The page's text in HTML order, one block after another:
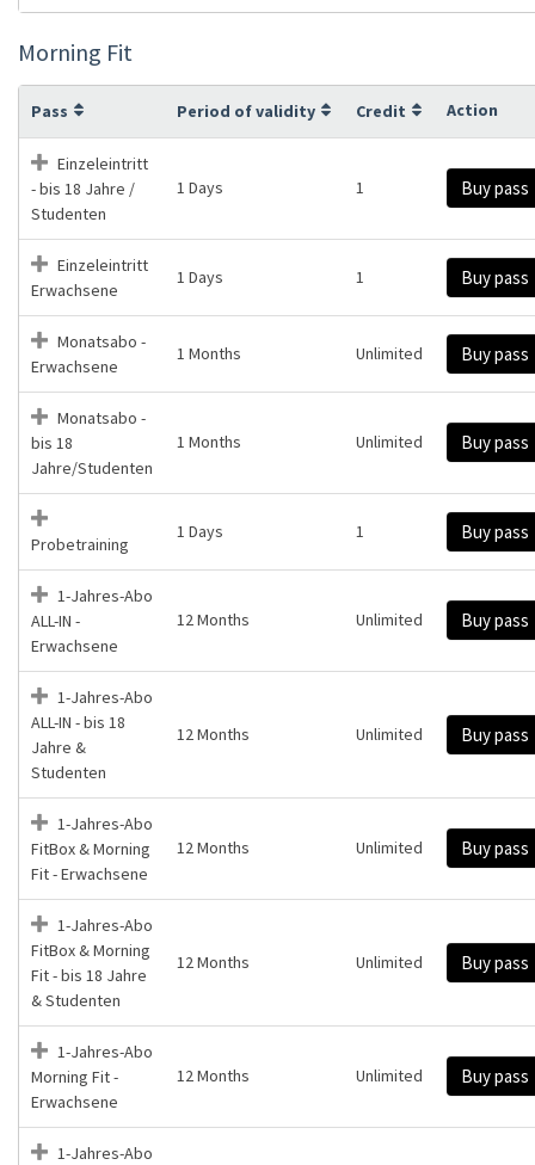
Morning Fit
Pass Period of validity Credit Action
Einzeleintritt
- bis 18 Jahre /
Studenten
1 Days 1 Buy pass
Einzeleintritt
Erwachsene
1 Days 1 Buy pass
Monatsabo -
Erwachsene
1 Months Unlimited Buy pass
Monatsabo -
bis 18
Jahre/Studenten
1 Months Unlimited Buy pass
Probetraining
1 Days 1 Buy pass
1-Jahres-Abo
ALL-IN -
Erwachsene
12 Months Unlimited Buy pass
1-Jahres-Abo
ALL-IN - bis 18
Jahre &
Studenten
12 Months Unlimited Buy pass
1-Jahres-Abo
FitBox & Morning
Fit - Erwachsene
12 Months Unlimited Buy pass
1-Jahres-Abo
FitBox & Morning
Fit - bis 18 Jahre
& Studenten
12 Months Unlimited Buy pass
1-Jahres-Abo
Morning Fit -
Erwachsene
12 Months Unlimited Buy pass
1-Jahres-Abo